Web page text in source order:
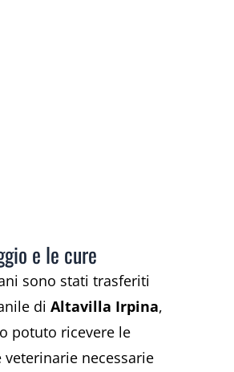
e le cure
sono stati trasferiti
diAltavilla Irpina,
potuto ricevere le
necessarie